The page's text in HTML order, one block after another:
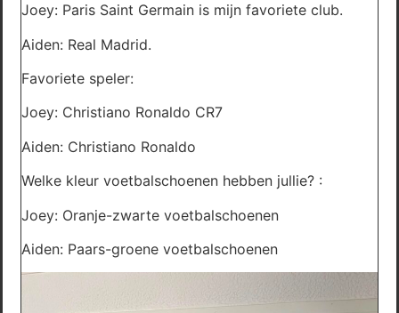
Joey: Paris Saint Germain is mijn favoriete club.
Aiden: Real Madrid.
Favoriete speler:
Joey: Christiano Ronaldo CR7
Aiden: Christiano Ronaldo
Welke kleur voetbalschoenen hebben jullie? :
Joey: Oranje-zwarte voetbalschoenen
Aiden: Paars-groene voetbalschoenen